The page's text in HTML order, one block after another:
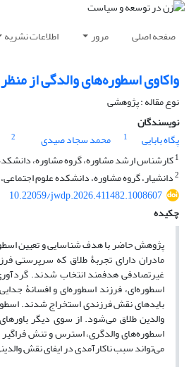
صفحه اصلی مرور اطلاعات نشریه
واکاوی اسطوره‌های والدگی از
نوع مقاله : پژوهشی
نویسندگان
پگاه بابایی
1 محمد سجاد صیدی 2
1کارشناس ارشد مشاوره، گروه مشاوره، دانشکده
2دانشیار، گروه مشاوره، دانشکده علوم
10.22059/jwdp.2026.411482.1008607
چکیده
مادران دارای تجربۀ طلاق که سرپرستی
غیرتصادفی هدفمند انتخاب شدند.
اسطوره‌ای‌، فرزند اسطوره‌ای‌ و افسانۀ
بایدهای نقش فرزندی استخراج شدند.
والدین طلاق می‌شود. از سوی دیگر
اسطوره‌های والدگری، استرس و تنش فراگیر
می‌تواند سبب ناکارآمدی در ایفای نقش